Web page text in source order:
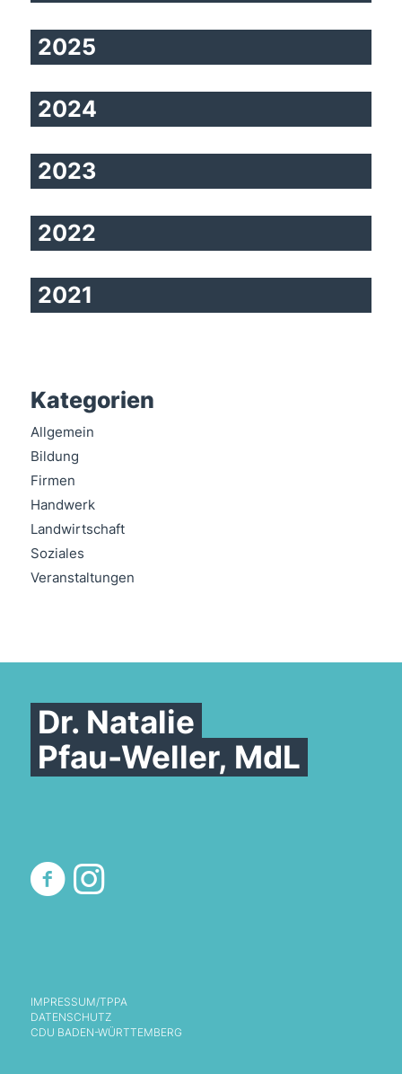
2025
2024
2023
2022
2021
Kategorien
Allgemein
Bildung
Firmen
Handwerk
Landwirtschaft
Soziales
Veranstaltungen
Dr. Natalie
Pfau-Weller, MdL
IMPRESSUM/TPPA
DATENSCHUTZ
CDU BADEN-WÜRTTEMBERG